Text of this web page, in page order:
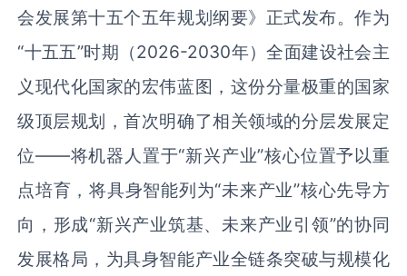
会发展第十五个五年规划纲要》正式发布。作为
“十五五”时期（2026-2030年）全面建设社会主
义现代化国家的宏伟蓝图，这份分量极重的国家
级顶层规划，首次明确了相关领域的分层发展定
位——将机器人置于“新兴产业”核心位置予以重
点培育，将具身智能列为“未来产业”核心先导方
向，形成“新兴产业筑基、未来产业引领”的协同
发展格局，为具身智能产业全链条突破与规模化